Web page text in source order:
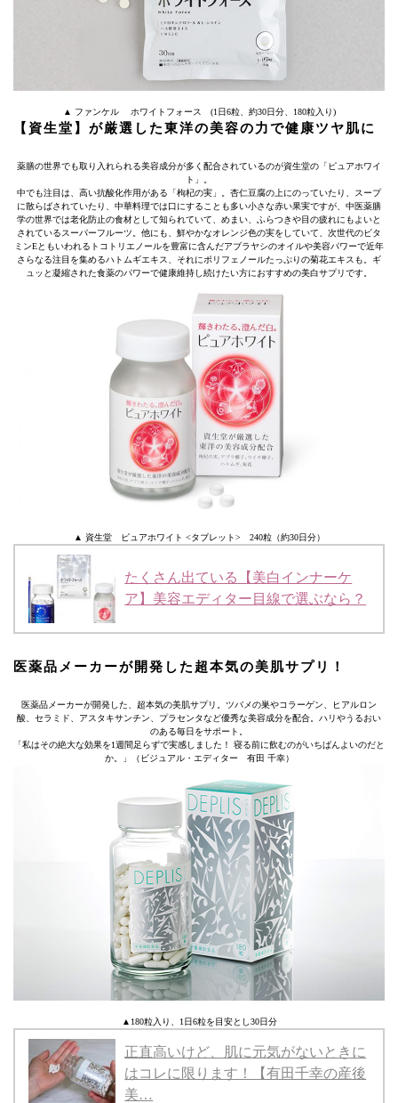
▲ ファンケル ホワイトフォース (1日6粒、約30日分、180粒入り)
【資生堂】が厳選した東洋の美容の力で健康ツヤ肌に
薬膳の世界でも取り入れられる美容成分が多く配合されているのが資生堂の「ピュアホワイ
ト」。
中でも注目は、高い抗酸化作用がある「枸杞の実」。杏仁豆腐の上にのっていたり、スープ
に散らばされていたり、中華料理では口にすることも多い小さな赤い果実ですが、中医薬膳
学の世界では老化防止の食材として知られていて、めまい、ふらつきや目の疲れにもよいと
されているスーパーフルーツ。他にも、鮮やかなオレンジ色の実をしていて、次世代のビタ
ミンEともいわれるトコトリエノールを豊富に含んだアブラヤシのオイルや美容パワーで近年
さらなる注目を集めるハトムギエキス、それにポリフェノールたっぷりの菊花エキスも。ギ
ュッと凝縮された食薬のパワーで健康維持し続けたい方におすすめの美白サプリです。
▲ 資生堂 ピュアホワイト <タブレット> 240粒（約30日分）
たくさん出ている【美白インナーケ
ア】美容エディター目線で選ぶなら？
医薬品メーカーが開発した超本気の美肌サプリ！
医薬品メーカーが開発した、超本気の美肌サプリ。ツバメの巣やコラーゲン、ヒアルロン
酸、セラミド、アスタキサンチン、プラセンタなど優秀な美容成分を配合。ハリやうるおい
のある毎日をサポート。
「私はその絶大な効果を1週間足らずで実感しました！ 寝る前に飲むのがいちばんよいのだと
か。」（ビジュアル・エディター 有田 千幸）
▲180粒入り、1日6粒を目安とし30日分
正直高いけど、肌に元気がないときに
はコレに限ります！【有田千幸の産後
美…